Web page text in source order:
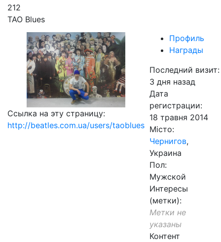
212
ТАО Blues
Ссылка на эту страницу:
http://beatles.com.ua/users/taoblues
Профиль
Награды
Последний визит:
3 дня назад
Дата
регистрации:
18 травня 2014
Місто:
Чернигов,
Украина
Пол:
Мужской
Интересы
(метки):
Метки не
указаны
Контент